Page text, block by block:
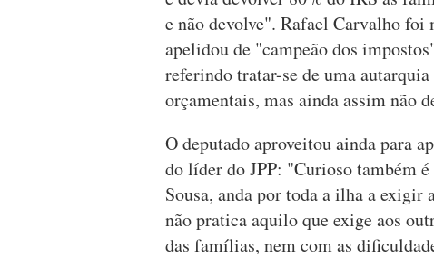
e não devolve". Rafael Carvalho foi
apelidou de "campeão dos
referindo tratar-se de uma autarquia
orçamentais, mas ainda assim não
O deputado aproveitou ainda para
do líder do JPP: "Curioso também
Sousa, anda por toda a ilha a exigir
não pratica aquilo que exige aos
das famílias, nem com as